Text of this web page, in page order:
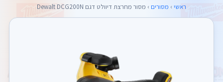
ראשי › מסורים › מסור ‏מחרצת דיוולט דגם Dewalt DCG200N